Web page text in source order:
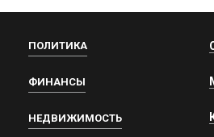
ПОЛИТИКА
ФИНАНСЫ
НЕДВИЖИМОСТЬ